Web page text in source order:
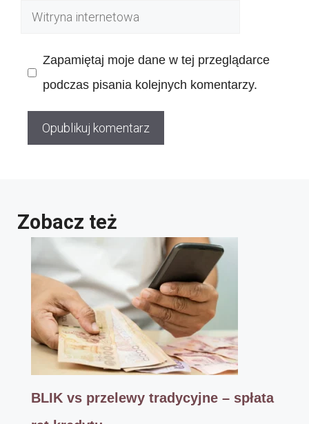
Witryna
Zapamiętaj moje dane w tej przeglądarce
podczas pisania kolejnych komentarzy.
Zobacz też
BLIK vs przelewy tradycyjne – spłata